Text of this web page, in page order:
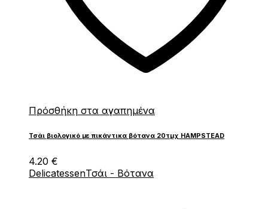
Πρόσθήκη στα αγαπημένα
Τσάι βιολογικό με πικάντικα βότανα 20τμχ HAMPSTEAD
4.20 €
DelicatessenΤσάι - Βότανα